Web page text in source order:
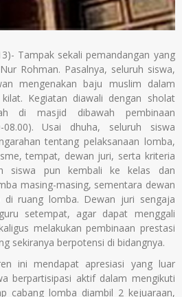
Tampak sekali pemandangan yang
Rohman. Pasalnya, seluruh siswa,
mengenakan baju muslim dalam
Kegiatan diawali dengan sholat
di masjid dibawah pembinaan
08.00). Usai dhuha, seluruh siswa
tentang pelaksanaan lomba,
tempat, dewan juri, serta kriteria
siswa pun kembali ke kelas dan
masing-masing, sementara dewan
di ruang lomba. Dewan juri sengaja
setempat, agar dapat menggali
melakukan pembinaan prestasi
sekiranya berpotensi di bidangnya.
ini mendapat apresiasi yang luar
berpartisipasi aktif dalam mengikuti
cabang lomba diambil 2 kejuaraan,